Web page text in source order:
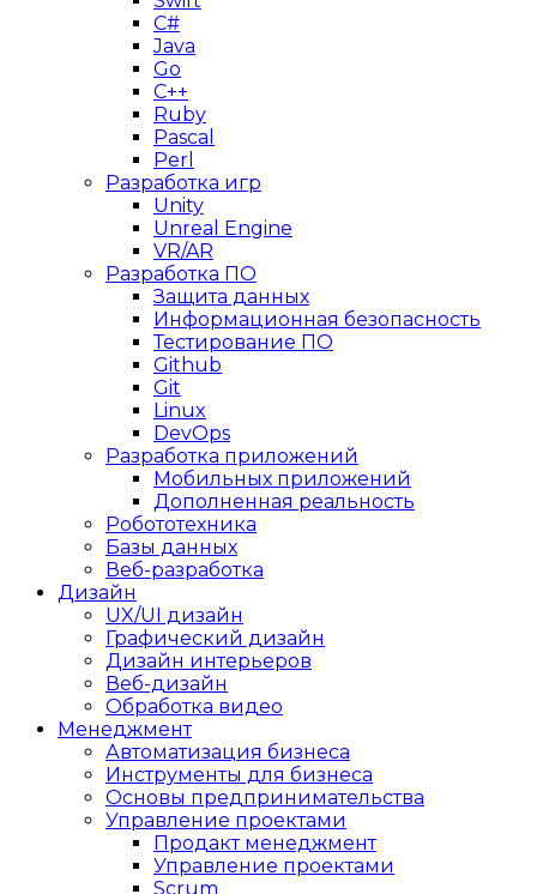
C#
Java
Go
C++
Ruby
Pascal
Perl
Разработка игр
Unity
Unreal Engine
VR/AR
Разработка ПО
Защита данных
Информационная безопасность
Тестирование ПО
Github
Git
Linux
DevOps
Разработка приложений
Мобильных приложений
Дополненная реальность
Робототехника
Базы данных
Веб-разработка
Дизайн
UX/UI дизайн
Графический дизайн
Дизайн интерьеров
Веб-дизайн
Обработка видео
Менеджмент
Автоматизация бизнеса
Инструменты для бизнеса
Основы предпринимательства
Управление проектами
Продакт менеджмент
Управление проектами
Scrum